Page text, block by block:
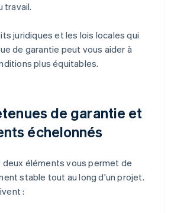
travail.
juridiques et les lois locales qui
de garantie peut vous aider à
plus équitables.
de garantie et
échelonnés
éléments vous permet de
stable tout au long d'un projet.
: